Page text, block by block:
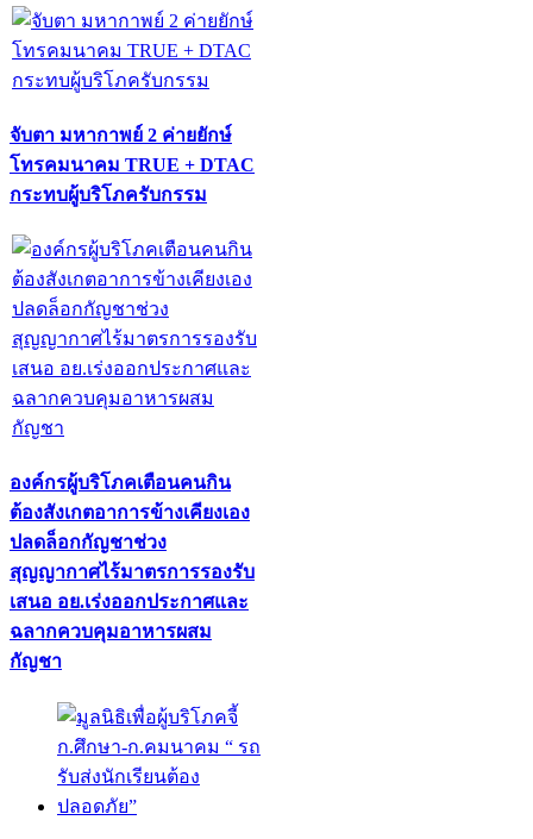
จับตา มหากาพย์ 2 ค่ายยักษ์
โทรคมนาคม TRUE + DTAC
กระทบผู้บริโภครับกรรม
องค์กรผู้บริโภคเตือนคนกิน
ต้องสังเกตอาการข้างเคียงเอง
ปลดล็อกกัญชาช่วง
สุญญากาศไร้มาตรการรองรับ
เสนอ อย.เร่งออกประกาศและ
ฉลากควบคุมอาหารผสม
กัญชา